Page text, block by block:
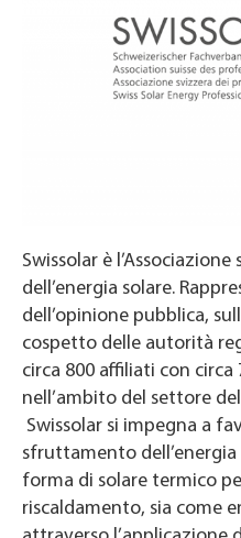
Swissolar è
dell’energia solare.
dell’opinione pubblica,
cospetto delle autorità
circa 800 affiliati con
nell’ambito del settore
Swissolar si impegna a
sfruttamento
forma di solare termico
riscaldamento, sia come